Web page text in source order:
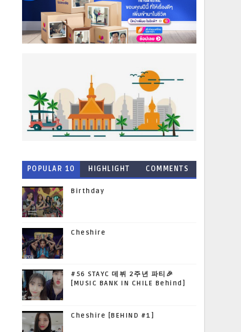
POPULAR 10
HIGHLIGHT
COMMENTS
Birthday
Cheshire
#56 STAYC 데뷔 2주년 파티🎉
[MUSIC BANK IN CHILE Behind]
Cheshire [BEHIND #1]